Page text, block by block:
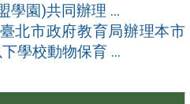
學園)共同辦理 ...
臺北市政府教育局辦理本市
學校動物保育 ...